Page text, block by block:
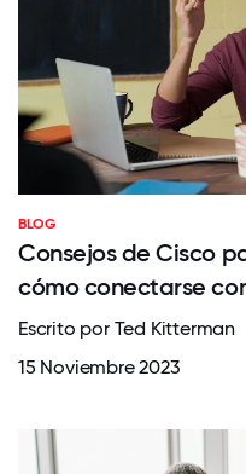
BLOG
Consejos de Cisco
cómo conectarse
Escrito por Ted Kitterman
15 Noviembre 2023